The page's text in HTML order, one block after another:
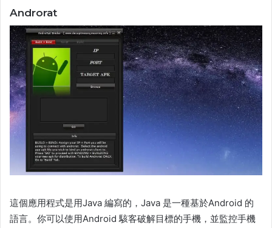
Androrat
這個應用程式是用Java 編寫的，Java 是一種基於Android 的
語言。你可以使用Android 駭客破解目標的手機，並監控手機